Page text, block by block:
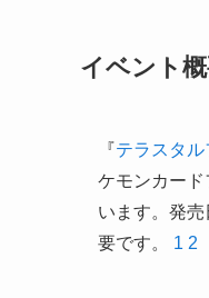
イベント
『テラスタ
ケモンカー
います。発
要です。 1 2